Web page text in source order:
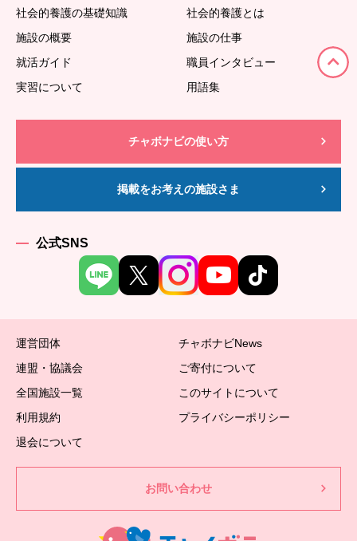
社会的養護の基礎知識
社会的養護とは
施設の概要
施設の仕事
就活ガイド
職員インタビュー
実習について
用語集
チャボナビの使い方
掲載をお考えの施設さま
公式SNS
運営団体
チャボナビNews
連盟・協議会
ご寄付について
全国施設一覧
このサイトについて
利用規約
プライバシーポリシー
退会について
お問い合わせ